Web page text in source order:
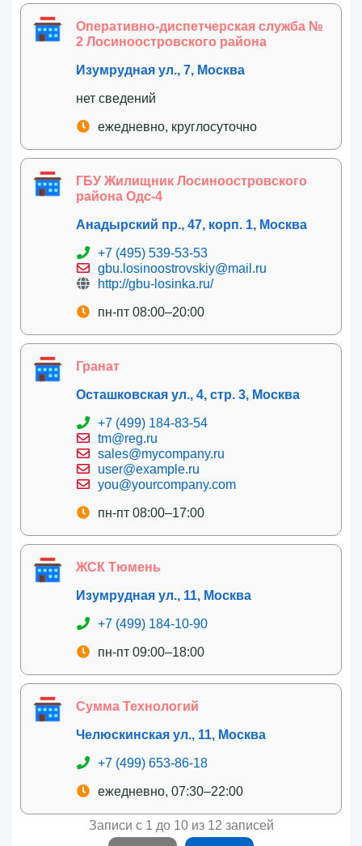
Оперативно-диспетчерская служба №
2 Лосиноостровского района
Изумрудная ул., 7, Москва
нет сведений
ежедневно, круглосуточно
ГБУ Жилищник Лосиноостровского
района Одс-4
Анадырский пр., 47, корп. 1, Москва
+7 (495) 539-53-53
gbu.losinoostrovskiy@mail.ru
http://gbu-losinka.ru/
пн-пт 08:00–20:00
Гранат
Осташковская ул., 4, стр. 3, Москва
+7 (499) 184-83-54
tm@reg.ru
sales@mycompany.ru
user@example.ru
you@yourcompany.com
пн-пт 08:00–17:00
ЖСК Тюмень
Изумрудная ул., 11, Москва
+7 (499) 184-10-90
пн-пт 09:00–18:00
Сумма Технологий
Челюскинская ул., 11, Москва
+7 (499) 653-86-18
ежедневно, 07:30–22:00
Записи с 1 до 10 из 12 записей